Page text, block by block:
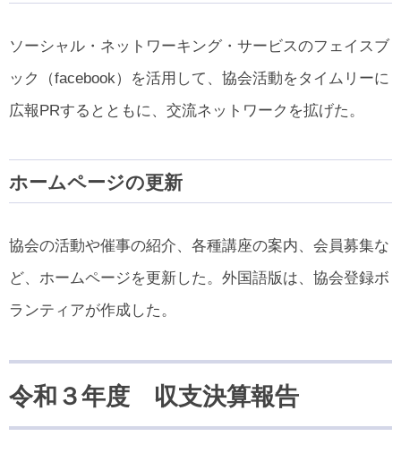
ソーシャル・ネットワーキング・サービスのフェイスブ
ック（facebook）を活用して、協会活動をタイムリーに
広報PRするとともに、交流ネットワークを拡げた。
ホームページの更新
協会の活動や催事の紹介、各種講座の案内、会員募集な
ど、ホームページを更新した。外国語版は、協会登録ボ
ランティアが作成した。
令和３年度 収支決算報告